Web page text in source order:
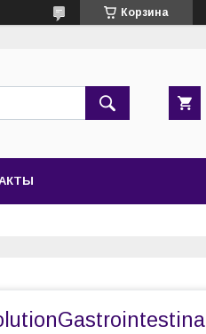
Корзина